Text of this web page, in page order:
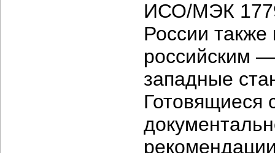
ИСО/МЭК
России также
российским
западные
Готовящиеся